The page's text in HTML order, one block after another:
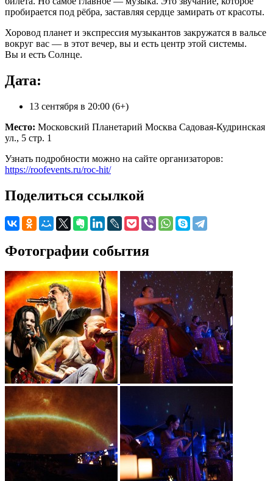
пробирается под рёбра, заставляя сердце замирать от красоты.
Хоровод планет и экспрессия музыкантов закружатся в вальсе
вокруг вас — в этот вечер, вы и есть центр этой системы.
Вы и есть Солнце.
Дата:
13 сентября в 20:00 (6+)
Место: Московский Планетарий Москва Садовая-Кудринская
ул., 5 стр. 1
Узнать подробности можно на сайте организаторов:
https://roofevents.ru/roc-hit/
Поделиться ссылкой
Фотографии события